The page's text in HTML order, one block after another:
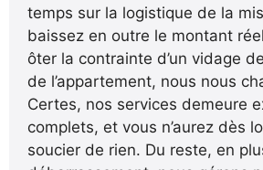
temps sur la logistique de la
baissez en outre le montant
ôter la contrainte d’un vidage
de l’appartement, nous nous
Certes, nos services demeure
complets, et vous n’aurez dès
soucier de rien. Du reste, en